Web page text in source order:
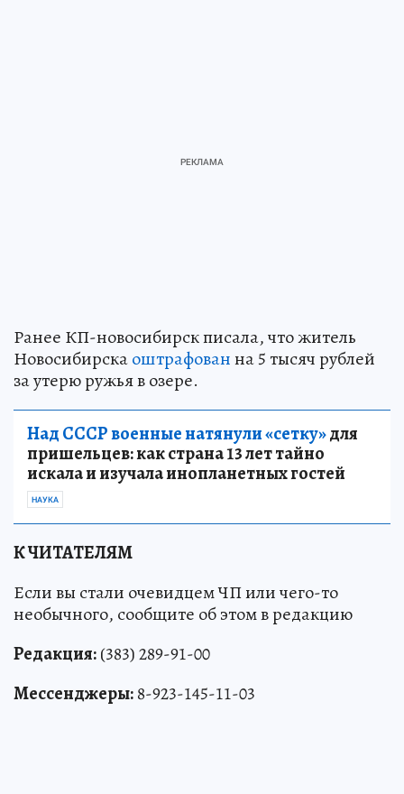
Ранее КП-новосибирск писала, что житель
Новосибирскаоштрафованна 5 тысяч рублей
за утерю ружья в озере.
Над СССР военные натянули «сетку»для
пришельцев: как страна 13 лет тайно
искала и изучала инопланетных гостей
НАУКА
К ЧИТАТЕЛЯМ
Если вы стали очевидцем ЧП или чего-то
необычного, сообщите об этом в редакцию
Редакция:(383) 289-91-00
Мессенджеры:8-923-145-11-03